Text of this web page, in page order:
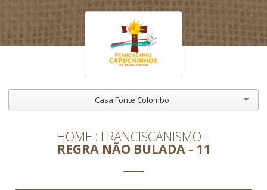
Casa Fonte Colombo
HOME FRANCISCANISMO
REGRA NÃO BULADA - 11